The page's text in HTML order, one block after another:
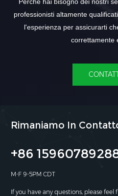
Perché hai bisogno dei nostri
professionisti altamente
l'esperienza per assicurarti
correttamente
Rimaniamo In
+86
M-F 9-5PM CDT
If you have any questions, please feel